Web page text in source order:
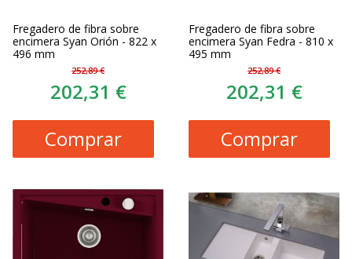
Fregadero de fibra sobre
encimera Syan Orión - 822 x
496 mm
252,89 €
202,31 €
Comprar
Fregadero de fibra sobre
encimera Syan Fedra - 810 x
495 mm
252,89 €
202,31 €
Comprar